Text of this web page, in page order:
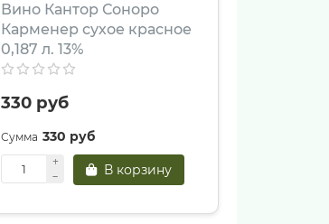
Вино Кантор Соноро
Карменер сухое красное
0,187 л. 13%
330 руб
330 руб
В корзину